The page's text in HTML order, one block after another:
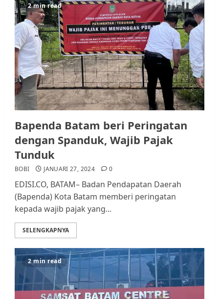
2 min read
Bapenda Batam beri Peringatan
dengan Spanduk, Wajib Pajak
Tunduk
BOBI JANUARI 27, 2024 0
EDISI.CO, BATAM– Badan Pendapatan Daerah
(Bapenda) Kota Batam memberi peringatan
kepada wajib pajak yang...
SELENGKAPNYA
2 min read